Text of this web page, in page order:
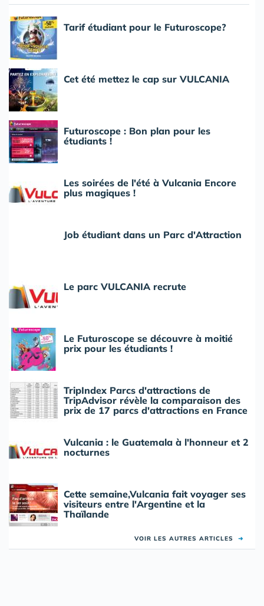
Tarif étudiant pour le Futuroscope?
Cet été mettez le cap sur VULCANIA
Futuroscope : Bon plan pour les
étudiants !
Les soirées de l'été à Vulcania Encore
plus magiques !
Job étudiant dans un Parc d'Attraction
Le parc VULCANIA recrute
Le Futuroscope se découvre à moitié
prix pour les étudiants !
TripIndex Parcs d'attractions de
TripAdvisor révèle la comparaison des
prix de 17 parcs d'attractions en France
Vulcania : le Guatemala à l'honneur et 2
nocturnes
Cette semaine,Vulcania fait voyager ses
visiteurs entre l'Argentine et la
Thaïlande
VOIR LES AUTRES ARTICLES ➜